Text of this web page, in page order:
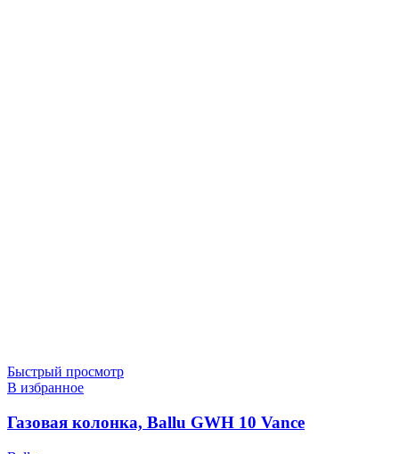
Быстрый просмотр
В избранное
Газовая колонка, Ballu GWH 10 Vance